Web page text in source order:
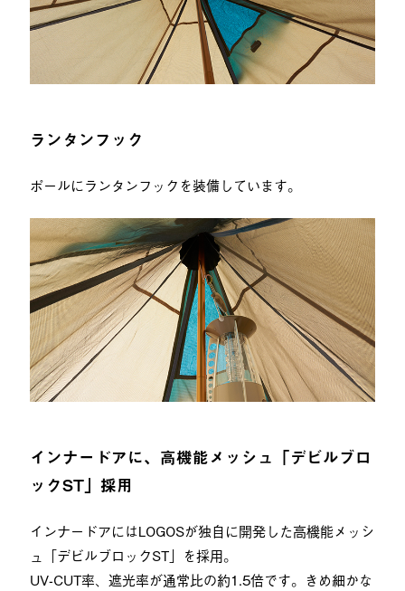
ランタンフック
ポールにランタンフックを装備しています。
インナードアに、高機能メッシュ「デビルブロ
ックST」採用
インナードアにはLOGOSが独自に開発した高機能メッシ
ュ「デビルブロックST」を採用。
UV-CUT率、遮光率が通常比の約1.5倍です。きめ細かな